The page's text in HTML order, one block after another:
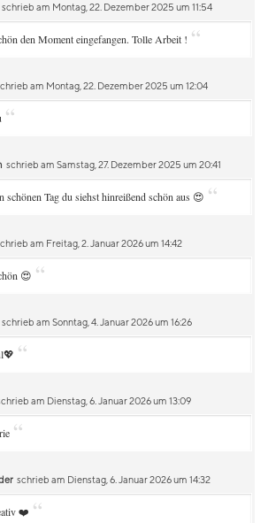
schrieb am Montag, 22. Dezember 2025 um 11:54
den Moment eingefangen. Tolle Arbeit ! “
am Montag, 22. Dezember 2025 um 12:04
“
schrieb am Samstag, 27. Dezember 2025 um 20:41
schönen Tag du siehst hinreißend schön aus 😍 “
am Freitag, 2. Januar 2026 um 14:42
😍 “
schrieb am Sonntag, 4. Januar 2026 um 16:26
“
am Dienstag, 6. Januar 2026 um 13:09
“
schrieb am Dienstag, 6. Januar 2026 um 14:32
❤️ “